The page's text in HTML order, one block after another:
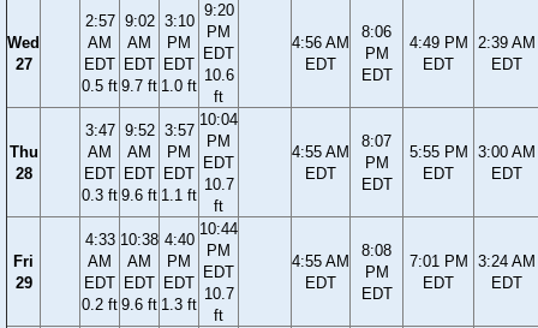
Wed
27
2:57
AM
EDT
0.5 ft
9:02
AM
EDT
9.7 ft
3:10
PM
EDT
1.0 ft
9:20
PM
EDT
10.6
ft
4:56 AM
EDT
8:06
PM
EDT
4:49 PM
EDT
2:39 AM
EDT
Thu
28
3:47
AM
EDT
0.3 ft
9:52
AM
EDT
9.6 ft
3:57
PM
EDT
1.1 ft
10:04
PM
EDT
10.7
ft
4:55 AM
EDT
8:07
PM
EDT
5:55 PM
EDT
3:00 AM
EDT
Fri
29
4:33
AM
EDT
0.2 ft
10:38
AM
EDT
9.6 ft
4:40
PM
EDT
1.3 ft
10:44
PM
EDT
10.7
ft
4:55 AM
EDT
8:08
PM
EDT
7:01 PM
EDT
3:24 AM
EDT